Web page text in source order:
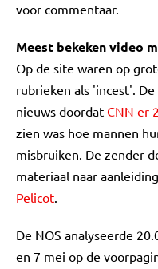
voor commentaar.
Meest bekeken video
Op de site waren op
rubrieken als 'incest'.
nieuws doordat CNN er
zien was hoe mannen
misbruiken. De zender
materiaal naar
Pelicot.
De NOS analyseerde
en 7 mei op de